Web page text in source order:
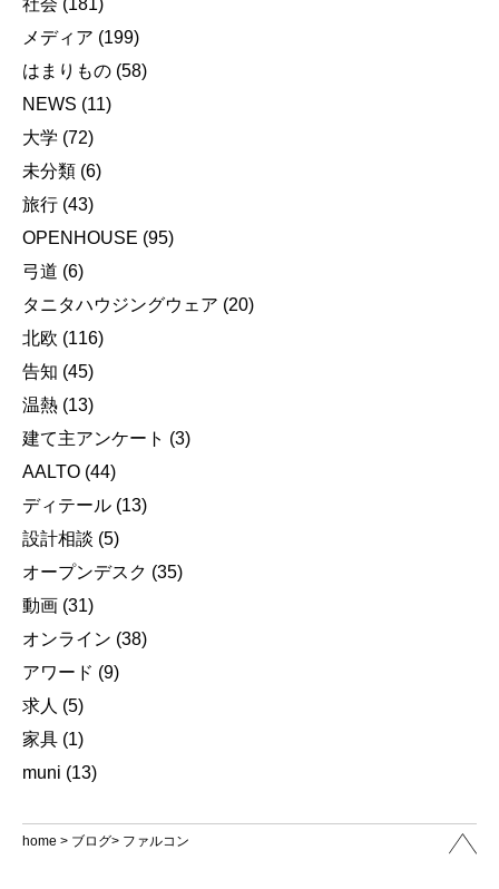
社会 (181)
メディア (199)
はまりもの (58)
NEWS (11)
大学 (72)
未分類 (6)
旅行 (43)
OPENHOUSE (95)
弓道 (6)
タニタハウジングウェア (20)
北欧 (116)
告知 (45)
温熱 (13)
建て主アンケート (3)
AALTO (44)
ディテール (13)
設計相談 (5)
オープンデスク (35)
動画 (31)
オンライン (38)
アワード (9)
求人 (5)
家具 (1)
muni (13)
home > ブログ> ファルコン